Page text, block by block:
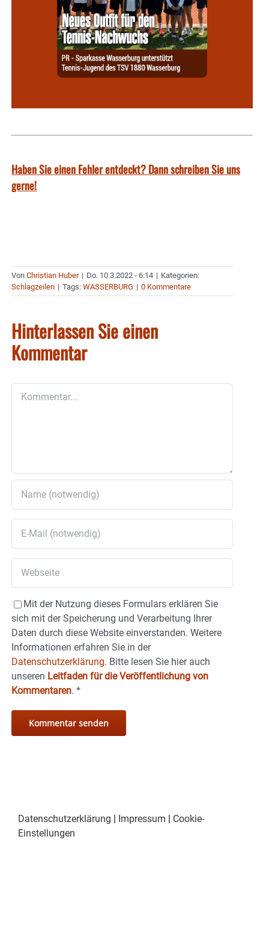
Haben Sie einen Fehler entdeckt? Dann schreiben Sie uns
gerne!
Von Christian Huber | Do. 10.3.2022 - 6:14 | Kategorien:
Schlagzeilen | Tags: WASSERBURG | 0 Kommentare
Hinterlassen Sie einen
Kommentar
Mit der Nutzung dieses Formulars erklären Sie
sich mit der Speicherung und Verarbeitung Ihrer
Daten durch diese Website einverstanden. Weitere
Informationen erfahren Sie in der
Datenschutzerklärung. Bitte lesen Sie hier auch
unseren Leitfaden für die Veröffentlichung von
Kommentaren. *
Datenschutzerklärung | Impressum | Cookie-
Einstellungen